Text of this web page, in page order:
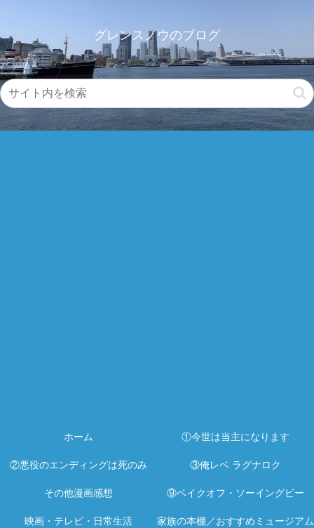
グレンスノウのブログ
ホーム ①今世は当主になります
②悪役のエンディングは死のみ ③俺レベ ラグナロク
その他漫画感想 ⑨ベイクオフ・ソーイングビー
映画・テレビ・日常生活 家族の本棚／おすすめミュージアム